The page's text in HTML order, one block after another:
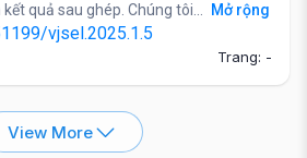
quả sau ghép. Chúng tôi...
Mở rộng
vjsel.2025.1.5
Trang: -
View More